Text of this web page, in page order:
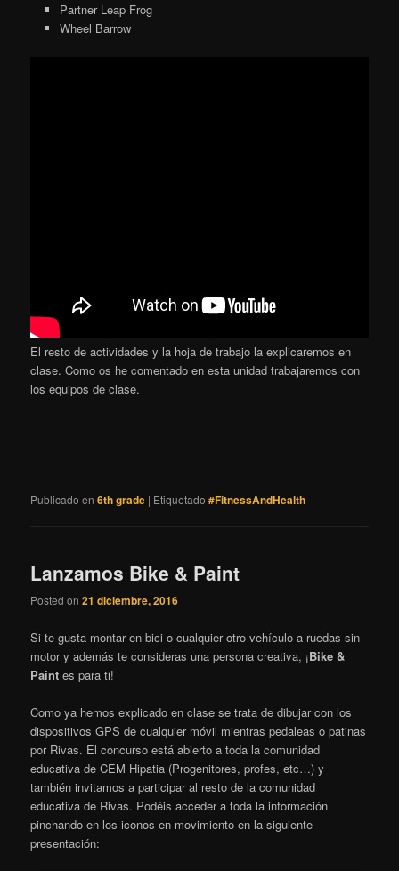
Partner Leap Frog
Wheel Barrow
El resto de actividades y la hoja de trabajo la explicaremos en
clase. Como os he comentado en esta unidad trabajaremos con
los equipos de clase.
Publicado en 6th grade | Etiquetado #FitnessAndHealth
Lanzamos Bike & Paint
Posted on21 diciembre, 2016
Si te gusta montar en bici o cualquier otro vehículo a ruedas sin
motor y además te consideras una persona creativa, ¡Bike &
Paint es para ti!
Como ya hemos explicado en clase se trata de dibujar con los
dispositivos GPS de cualquier móvil mientras pedaleas o patinas
por Rivas. El concurso está abierto a toda la comunidad
educativa de CEM Hipatia (Progenitores, profes, etc…) y
también invitamos a participar al resto de la comunidad
educativa de Rivas. Podéis acceder a toda la información
pinchando en los iconos en movimiento en la siguiente
presentación: